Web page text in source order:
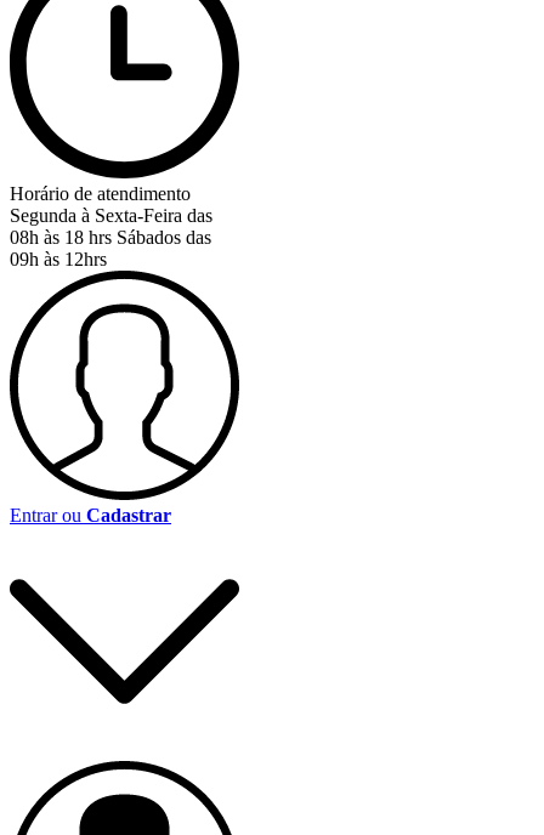
Horário de atendimento
Segunda à Sexta-Feira das
08h às 18 hrs Sábados das
09h às 12hrs
Entrar ou Cadastrar